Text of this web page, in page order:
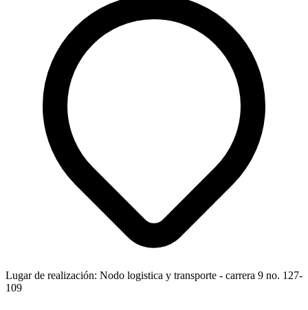
Lugar de realización: Nodo logistica y transporte - carrera 9 no. 127-
109